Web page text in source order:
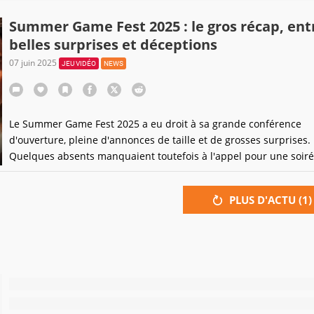
Summer Game Fest 2025 : le gros récap,
belles surprises et déceptions
07 juin 2025 JEU VIDÉO NEWS
Le Summer Game Fest 2025 a eu droit à sa grande conférence
d'ouverture, pleine d'annonces de taille et de grosses surprises.
Quelques absents manquaient toutefois à l'appel pour une
pleinement réussie.
PLUS D'ACTU (1)